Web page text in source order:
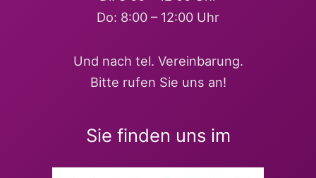
Do: 8:00 – 12:00 Uhr
Und nach tel. Vereinbarung.
Bitte rufen Sie uns an!
Sie finden uns im